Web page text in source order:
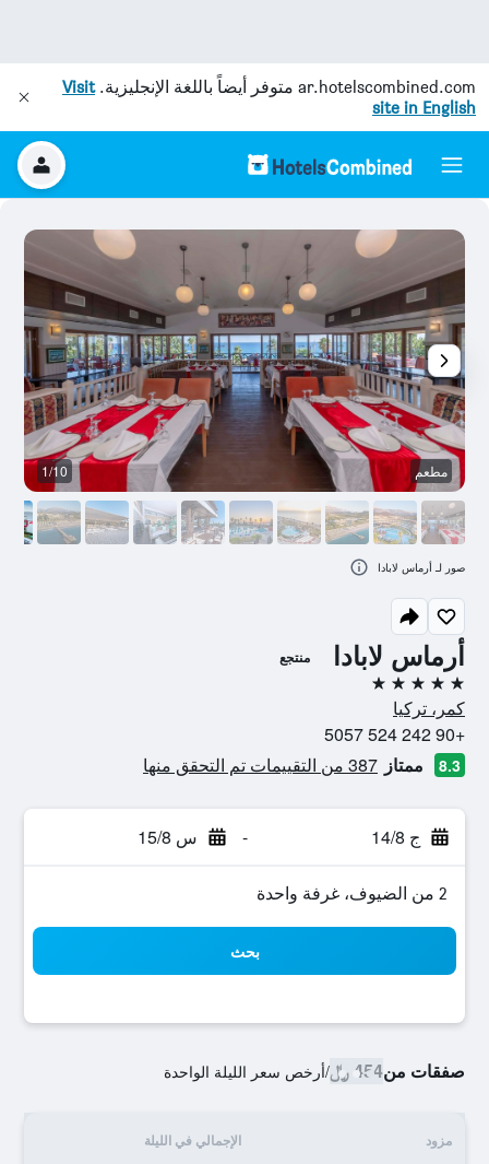
ar.hotelscombined.com متوفر أيضاً باللغة الإنجليزية.Visit
site in English
أرماس لابادا منتجع
5 نجوم
كمر، تركيا
+90 242 524 5057
8.3 ممتاز 387 من التقييمات تم التحقق منها
ج 14/8 - س 15/8
2 من الضيوف، غرفة واحدة
بحث
صفقات من454 ﷼ /أرخص سعر الليلة الواحدة
مزود الإجمالي في الليلة
مطعم 1/10
صور لـ أرماس لابادا